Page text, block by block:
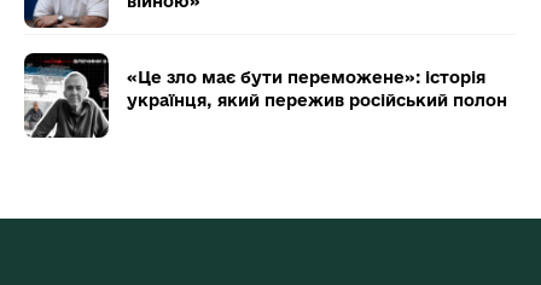
«Це зло має бути переможене»: історія
українця, який пережив російський полон